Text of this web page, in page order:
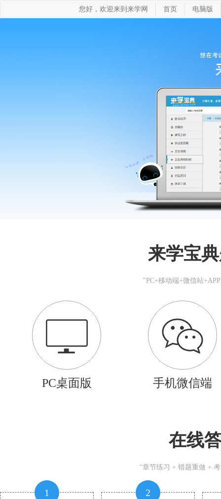
您好，欢迎来到来学网 首页 电脑版
来学宝
"PC+移动端+微信站
PC桌面版 手机微信端
在线
“章节练习 + 错题重做 +
1 2